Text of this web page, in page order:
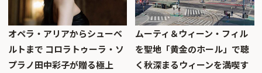
オペラ・アリアからシューベ
ルトまで コロラトゥーラ・ソ
プラノ田中彩子が贈る極上
ムーティ＆ウィーン・フィル
を聖地「黄金のホール」で聴
く秋深まるウィーンを満喫す